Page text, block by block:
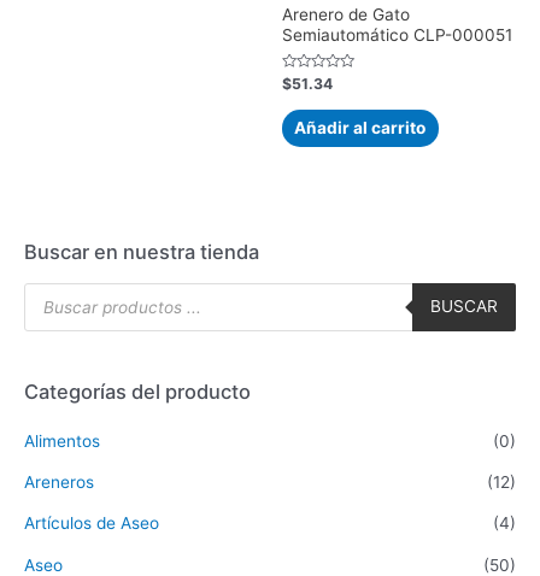
Buscar en nuestra tienda
BUSCAR
Categorías del producto
Alimentos (0)
Areneros (12)
Artículos de Aseo (4)
Aseo (50)
Arenero de Gato
Semiautomático CLP-000051
Valorado
con
de
5
$51.34
Añadir al carrito